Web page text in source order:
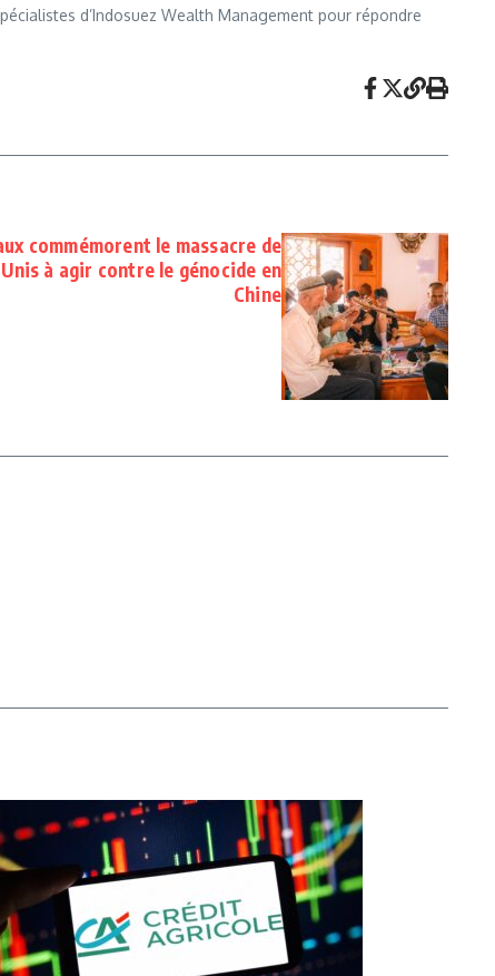
d’Indosuez Wealth Management pour répondre
commémorent le massacre de
à agir contre le génocide en
Chine